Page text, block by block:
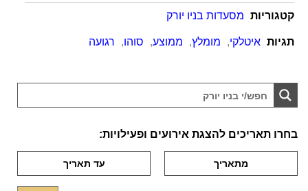
קטגוריות מסעדות בניו יורק
תגיות איטלקי, מומלץ, ממוצע, סוהו, רגועה
בחרו תאריכים להצגת אירועים ופעילויות: